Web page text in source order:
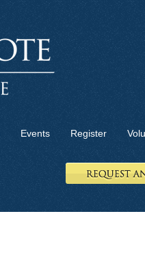
Events Register